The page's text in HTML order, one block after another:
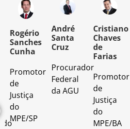
Rogério
Sanches
Cunha
Promotor
de
Justiça
do
MPE/SP
André
Santa
Cruz
Procurador
Federal
da AGU
Cristiano
Chaves
de
Farias
Promotor
de
Justiça
do
MPE/BA